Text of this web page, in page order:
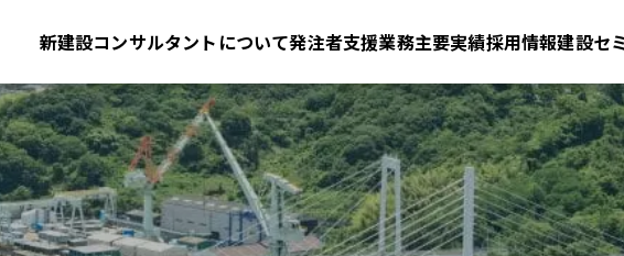
新建設コンサルタントについて発注者支援業務主要実績採用情報建設セ